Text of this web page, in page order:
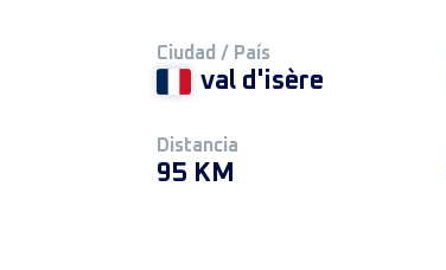
Ciudad / País
val d'isère
Distancia
95 KM